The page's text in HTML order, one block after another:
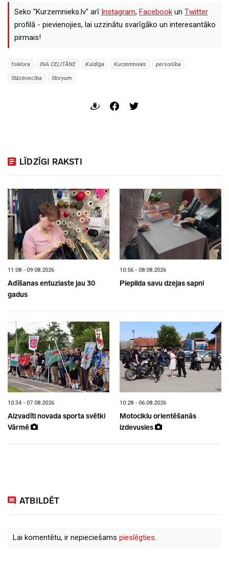
Seko "Kurzemnieks.lv" arī Instagram, Facebook un Twitter
profilā - pievienojies, lai uzzinātu svarīgāko un interesantāko
pirmais!
folklora INA CELITĀNE Kuldīga Kurzemnieks personība
Stāstniecība Storyum
LĪDZĪGI RAKSTI
11:08 - 09.08.2026
Adīšanas entuziaste jau 30
gadus
10:56 - 08.08.2026
Piepilda savu dzejas sapni
10:34 - 07.08.2026
Aizvadīti novada sporta svētki
Vārmē
10:28 - 06.08.2026
Motociklu orientēšanās
izdevusies
ATBILDĒT
Lai komentētu, ir nepieciešams pieslēgties.